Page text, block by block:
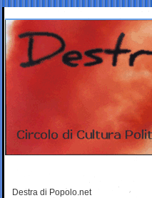
Destra di Popolo.net